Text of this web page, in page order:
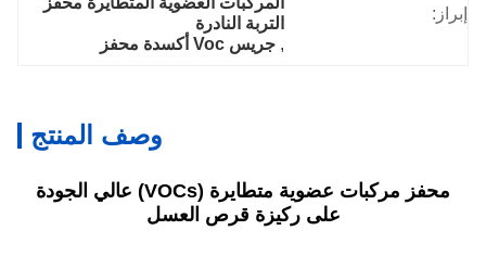
إبراز:
التربة النادرة
, جريس Voc أكسدة محفز
وصف المنتج
محفز مركبات عضوية متطايرة (VOCs) عالي الجودة
على ركيزة قرص العسل